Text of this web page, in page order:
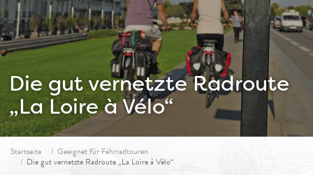
Die gut vernetzte Radroute
„La Loire à Vélo“
Fil d'ariane
Startseite
Geeignet für Fahrradtouren
Die gut vernetzte Radroute „La Loire à Vélo“